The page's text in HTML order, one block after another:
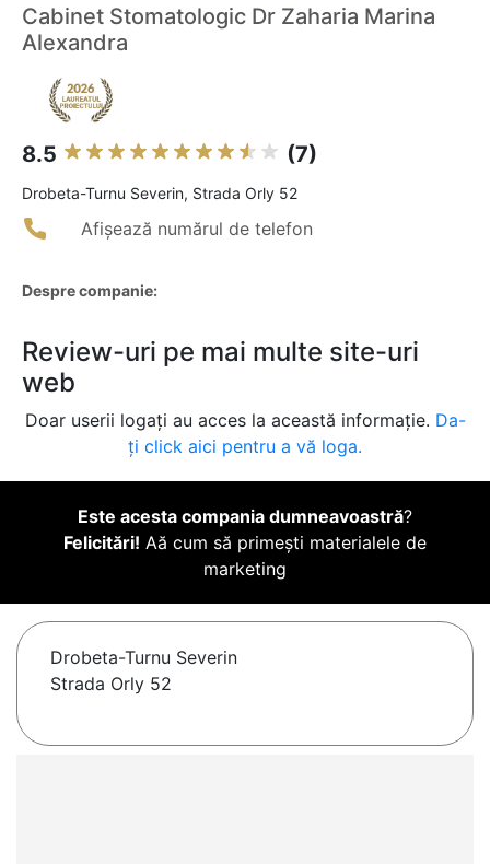
Cabinet Stomatologic Dr Zaharia Marina
Alexandra
8.5 (7)
Drobeta-Turnu Severin, Strada Orly 52
Afișează numărul de telefon
Despre companie:
Review-uri pe mai multe site-uri
web
Doar userii logați au acces la această informație. Da-
ți click aici pentru a vă loga.
Este acesta compania dumneavoastră?
Felicitări! Aă cum să primești materialele de
marketing
Drobeta-Turnu Severin
Strada Orly 52